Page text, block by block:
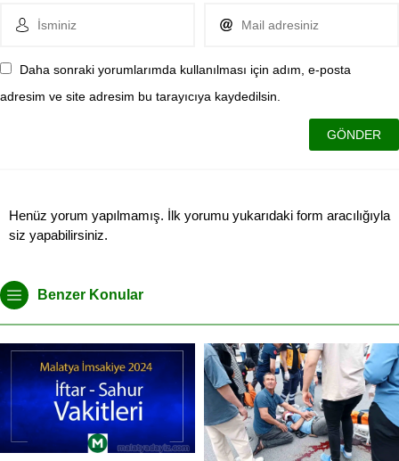
Daha sonraki yorumlarımda kullanılması için adım, e-posta
adresim ve site adresim bu tarayıcıya kaydedilsin.
Henüz yorum yapılmamış. İlk yorumu yukarıdaki form aracılığıyla
siz yapabilirsiniz.
Benzer Konular